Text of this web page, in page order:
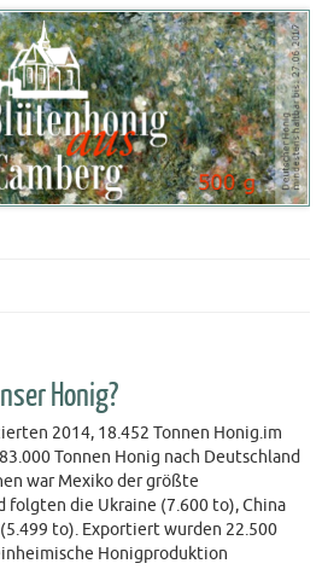
Honig?
2014, 18.452 Tonnen Honig.im
Tonnen Honig nach Deutschland
war Mexiko der größte
die Ukraine (7.600 to), China
to). Exportiert wurden 22.500
Honigproduktion